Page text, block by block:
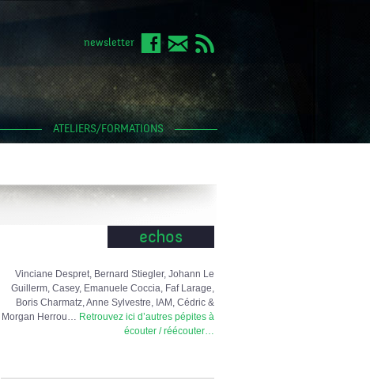
newsletter
ATELIERS/FORMATIONS
echos
Vinciane Despret, Bernard Stiegler, Johann Le
Guillerm, Casey, Emanuele Coccia, Faf Larage,
Boris Charmatz, Anne Sylvestre, IAM, Cédric &
Morgan Herrou… Retrouvez ici d’autres pépites à
écouter / réécouter…